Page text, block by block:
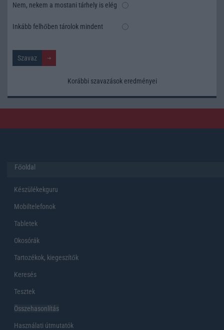
Nem, nekem a mostani tárhely is elég
Inkább felhőben tárolok mindent
Korábbi szavazások eredményei
Főoldal
Készülékekguru
Mobiltelefonok
Tabletek
Okosórák
Tartozékok, kiegeszítők
Keresés
Tesztek
Összehasonlítás
Használati útmutatók